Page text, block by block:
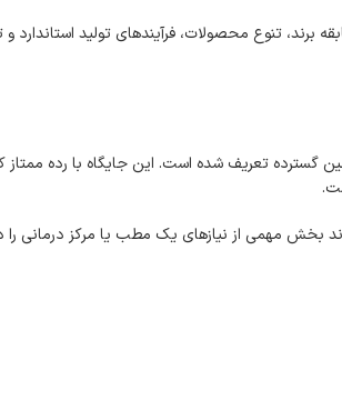
است. سابقه برند، تنوع محصولات، فرآیندهای تولید
گسترده تعریف شده است. این جایگاه با رده ممتاز
بخش مهمی از نیازهای یک مطب یا مرکز درمانی